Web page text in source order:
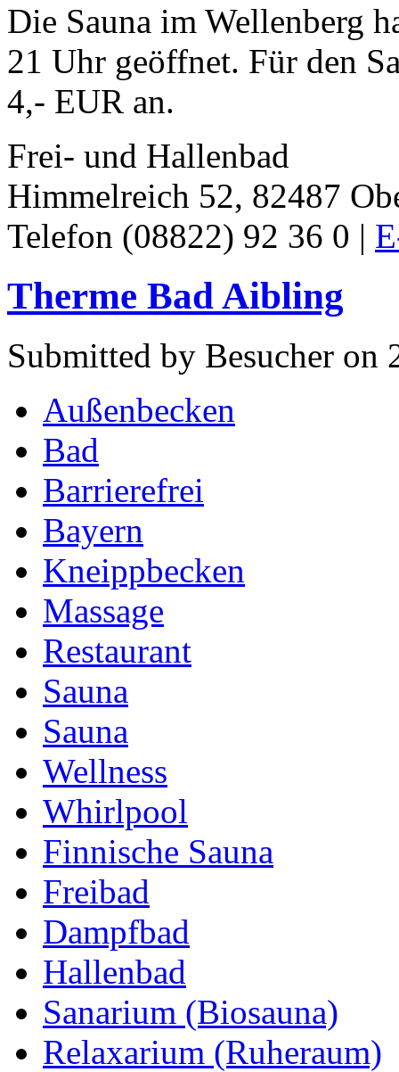
Die Sauna im Wellenberg
21 Uhr geöffnet. Für den
4,- EUR an.
Frei- und Hallenbad
Himmelreich 52, 82487
Telefon (08822) 92 36 0 |
Therme Bad Aibling
Submitted by Besucher on
Außenbecken
Bad
Barrierefrei
Bayern
Kneippbecken
Massage
Restaurant
Sauna
Sauna
Wellness
Whirlpool
Finnische Sauna
Freibad
Dampfbad
Hallenbad
Sanarium (Biosauna)
Relaxarium (Ruheraum)